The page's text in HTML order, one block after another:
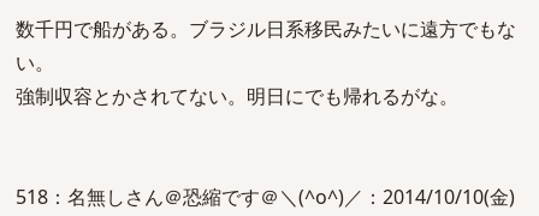
数千円で船がある。ブラジル日系移民みたいに遠方でもな
い。
強制収容とかされてない。明日にでも帰れるがな。
518：名無しさん＠恐縮です＠＼(^o^)／：2014/10/10(金)